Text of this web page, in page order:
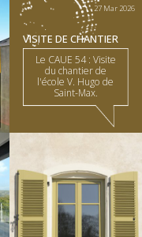
27 Mar 2026
VISITE DE CHANTIER
Le CAUE 54 : Visite
du chantier de
l'école V. Hugo de
Saint-Max.